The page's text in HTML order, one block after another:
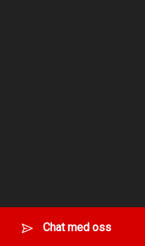
Chat med oss